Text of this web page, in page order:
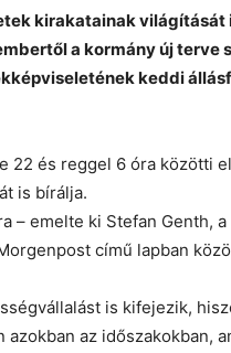
kirakatainak világítását
a kormány új terve
keddi
22 és reggel 6 óra közötti
is bírálja.
– emelte ki Stefan Genth,
című lapban
is kifejezik,
az időszakokban,